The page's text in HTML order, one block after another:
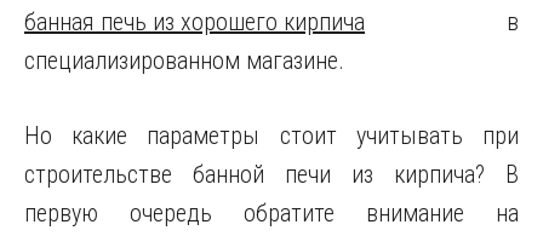
банная печь из хорошего кирпича в
специализированном магазине.
Но какие параметры стоит учитывать при
строительстве банной печи из кирпича? В
первую очередь обратите внимание на